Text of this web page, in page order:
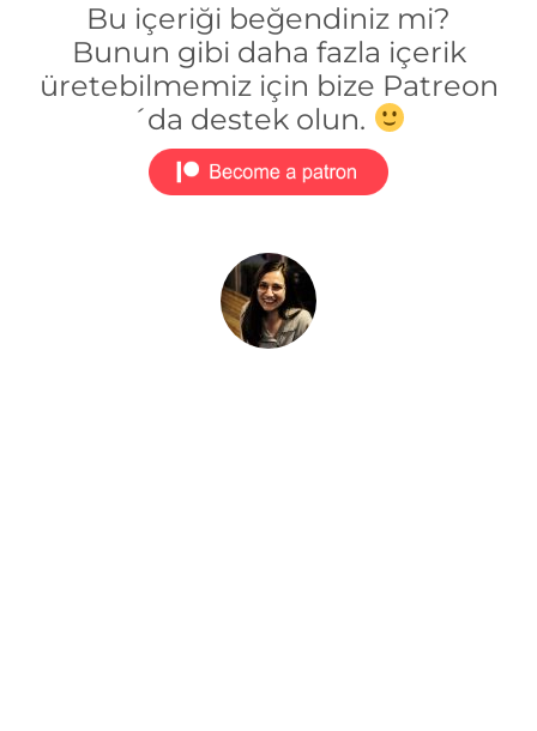
Bu içeriği beğendiniz mi?
Bunun gibi daha fazla içerik
üretebilmemiz için bize Patreon
´da destek olun.